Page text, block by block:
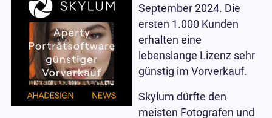
September 2024. Die
ersten 1.000 Kunden
erhalten eine
lebenslange Lizenz sehr
günstig im Vorverkauf.
Skylum dürfte den
meisten Fotografen und